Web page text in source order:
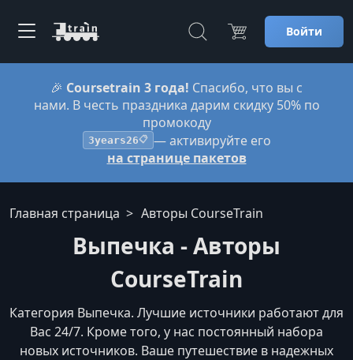
Войти
🎉 Coursetrain 3 года! Спасибо, что вы с
нами. В честь праздника дарим скидку 50% по
промокоду
3years26📋 — активируйте его
на странице пакетов
Главная страница Авторы CourseTrain
Выпечка - Авторы
CourseTrain
Категория Выпечка. Лучшие источники работают для
Вас 24/7. Кроме того, у нас постоянный набора
новых источников. Ваше путешествие в надежных